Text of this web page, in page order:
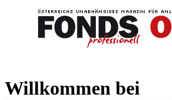
Willkommen bei